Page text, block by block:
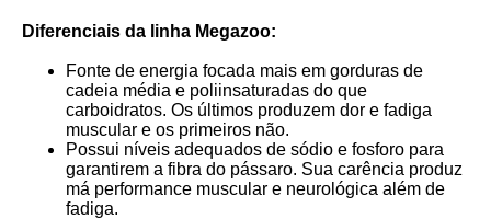
Diferenciais da linha Megazoo:
Fonte de energia focada mais em gorduras de
cadeia média e poliinsaturadas do que
carboidratos. Os últimos produzem dor e fadiga
muscular e os primeiros não.
Possui níveis adequados de sódio e fosforo para
garantirem a fibra do pássaro. Sua carência produz
má performance muscular e neurológica além de
fadiga.